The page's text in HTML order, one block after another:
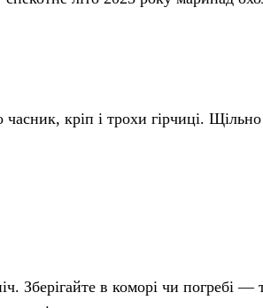
кріп і трохи гірчиці.
Зберігайте в коморі чи погребі —